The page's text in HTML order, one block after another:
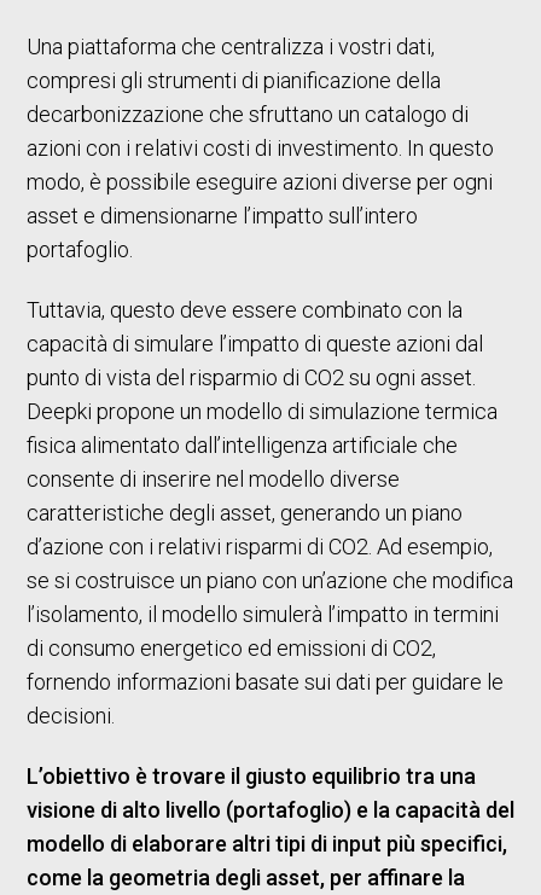
Una piattaforma che centralizza i vostri dati,
compresi gli strumenti di pianificazione della
decarbonizzazione che sfruttano un catalogo di
azioni con i relativi costi di investimento. In questo
modo, è possibile eseguire azioni diverse per ogni
asset e dimensionarne l’impatto sull’intero
portafoglio.
Tuttavia, questo deve essere combinato con la
capacità di simulare l’impatto di queste azioni dal
punto di vista del risparmio di CO2 su ogni asset.
Deepki propone un modello di simulazione termica
fisica alimentato dall’intelligenza artificiale che
consente di inserire nel modello diverse
caratteristiche degli asset, generando un piano
d’azione con i relativi risparmi di CO2. Ad esempio,
se si costruisce un piano con un’azione che modifica
l’isolamento, il modello simulerà l’impatto in termini
di consumo energetico ed emissioni di CO2,
fornendo informazioni basate sui dati per guidare le
decisioni.
L’obiettivo è trovare il giusto equilibrio tra una
visione di alto livello (portafoglio) e la capacità del
modello di elaborare altri tipi di input più specifici,
come la geometria degli asset, per affinare la